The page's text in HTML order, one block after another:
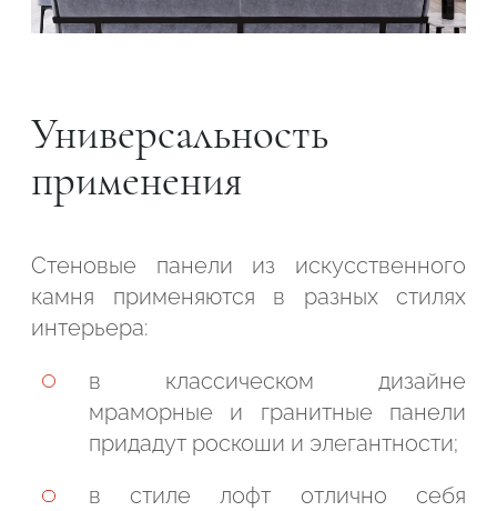
Универсальность
применения
Стеновые панели из искусственного
камня применяются в разных стилях
интерьера:
в классическом дизайне
мраморные и гранитные панели
придадут роскоши и элегантности;
в стиле лофт отлично себя